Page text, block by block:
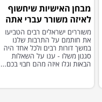
מבחן האישיות שיחשוף
לאיזה משורר עברי אתה
הכי דומה
משוררים ישראלים רבים הטביעו
את חותמם על התרבות שלנו
במשך דורות רבים ולכל אחד היה
סגנון משלו - ענו על השאלות
הבאות וגלו איזה מהם חבוי בכם...